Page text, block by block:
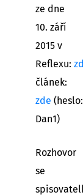
ze dne
10. září
2015 v
Reflexu:
článek:
zde (heslo:
Dan1)
Rozhovor
se